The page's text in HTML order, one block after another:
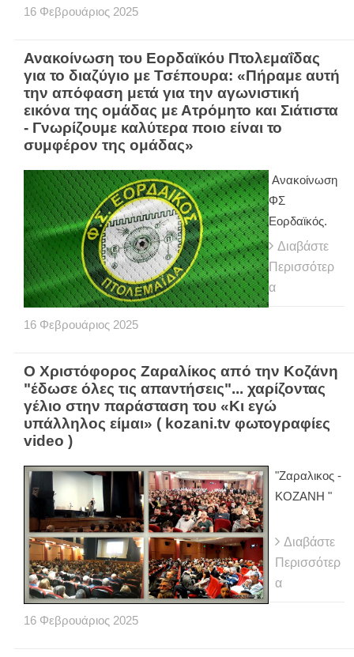
16 Φεβρουάριος 2025
Ανακοίνωση του Εορδαϊκόυ Πτολεμαΐδας
για το διαζύγιο με Τσέπουρα: «Πήραμε αυτή
την απόφαση μετά για την αγωνιστική
εικόνα της ομάδας με Ατρόμητο και Σιάτιστα
- Γνωρίζουμε καλύτερα ποιο είναι το
συμφέρον της ομάδας»
Ανακοίνωση
ΦΣ
Εορδαϊκός.
Διαβάστε
Περισσότερ
α
16 Φεβρουάριος 2025
Ο Χριστόφορος Ζαραλίκος από την Κοζάνη
"έδωσε όλες τις απαντήσεις"... χαρίζοντας
γέλιο στην παράσταση του «Κι εγώ
υπάλληλος είμαι» ( kozani.tv φωτογραφίες
video )
"Ζαραλικος -
ΚΟΖΑΝΗ "
Διαβάστε
Περισσότερ
α
16 Φεβρουάριος 2025